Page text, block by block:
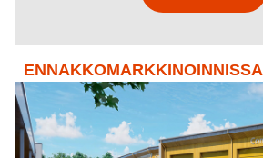
ENNAKKOMARKKINOINNISSA